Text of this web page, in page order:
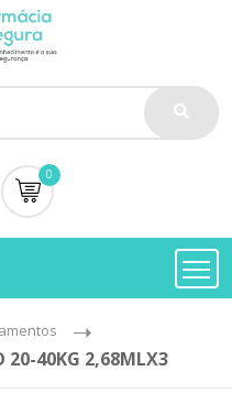
0
20-40KG 2,68MLX3